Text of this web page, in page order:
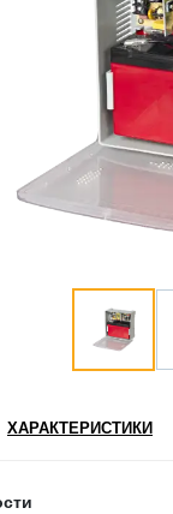
ХАРАКТЕРИСТИКИ